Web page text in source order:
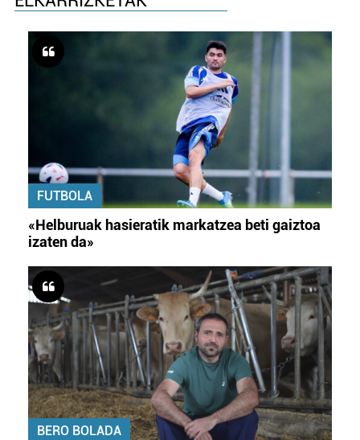
FUTBOLA
«Helburuak hasieratik markatzea beti gaiztoa
izaten da»
BERO BOLADA